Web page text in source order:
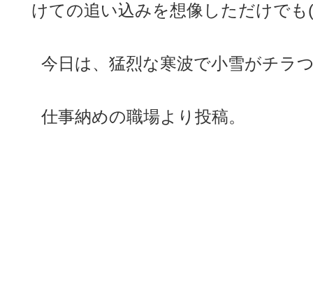
けての追い込みを想像しただけで
今日は、猛烈な寒波で小雪がチラ
仕事納めの職場より投稿。